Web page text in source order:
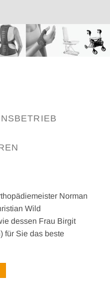
Norman
Wild
dessen Frau Birgit
für Sie das beste